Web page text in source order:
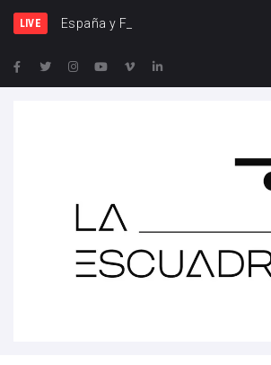
LIVE España y Francia, una